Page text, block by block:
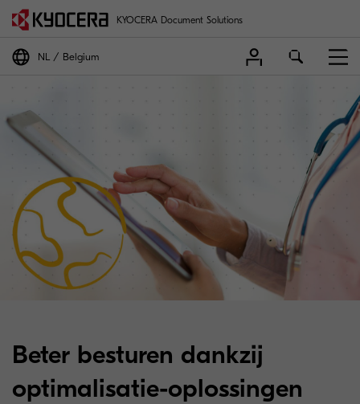
KYOCERA Document Solutions
NL Belgium
Beter besturen dankzij
optimalisatie-oplossingen